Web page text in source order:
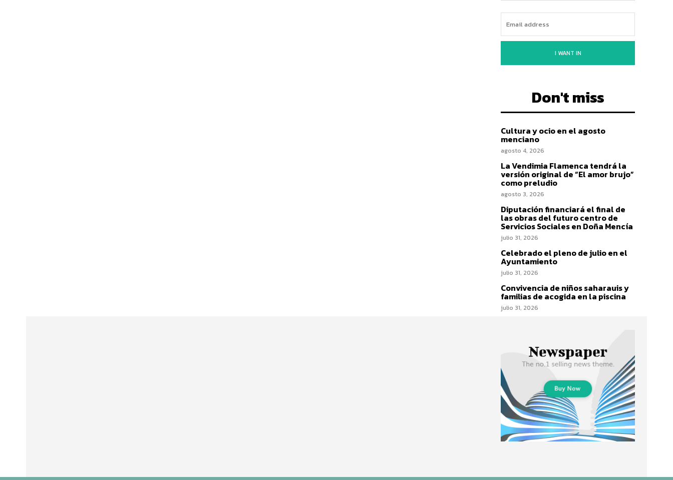
I WANT IN
Don't miss
Cultura y ocio en el agosto
menciano
agosto 4, 2026
La Vendimia Flamenca tendrá la
versión original de “El amor brujo”
como preludio
agosto 3, 2026
Diputación financiará el final de
las obras del futuro centro de
Servicios Sociales en Doña Mencía
julio 31, 2026
Celebrado el pleno de julio en el
Ayuntamiento
julio 31, 2026
Convivencia de niños saharauis y
familias de acogida en la piscina
julio 31, 2026